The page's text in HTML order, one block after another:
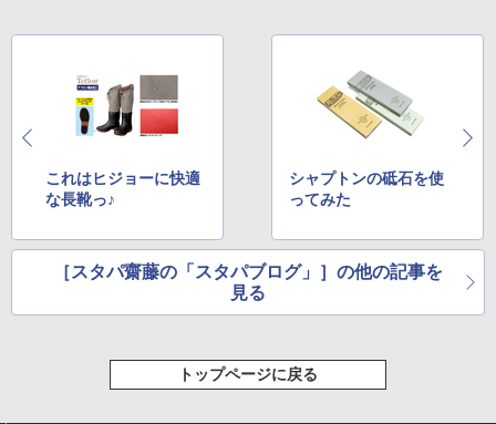
これはヒジョーに快適
な長靴っ♪
シャプトンの砥石を使
ってみた
［スタパ齋藤の「スタパブログ」］の他の記事を
見る
トップページに戻る